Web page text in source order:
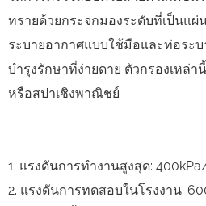
ทรายด้วยกระจกมองระดับที่เป็นแผ่
ระบายอากาศแบบใช้มือและท่อระ
บำรุงรักษาที่ง่ายดาย ตัวกรองเหล่า
หรือสปาเชิงพาณิชย์
1. แรงดันการทำงานสูงสุด:
2. แรงดันการทดสอบในโรงงาน: